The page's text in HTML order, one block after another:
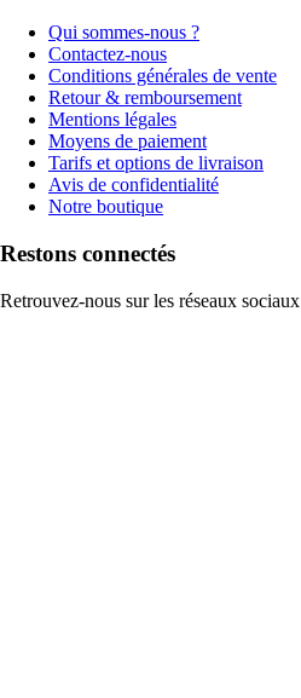
Qui sommes-nous ?
Contactez-nous
Conditions générales de vente
Retour & remboursement
Mentions légales
Moyens de paiement
Tarifs et options de livraison
Avis de confidentialité
Notre boutique
Restons connectés
Retrouvez-nous sur les réseaux sociaux